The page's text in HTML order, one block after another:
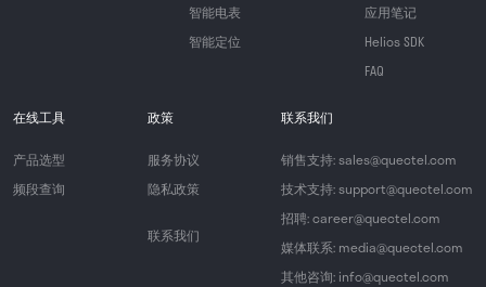
智能电表
智能定位
应用笔记
Helios SDK
FAQ
在线工具
产品选型
频段查询
政策
服务协议
隐私政策
联系我们
联系我们
销售支持: sales@quectel.com
技术支持: support@quectel.com
招聘: career@quectel.com
媒体联系: media@quectel.com
其他咨询: info@quectel.com